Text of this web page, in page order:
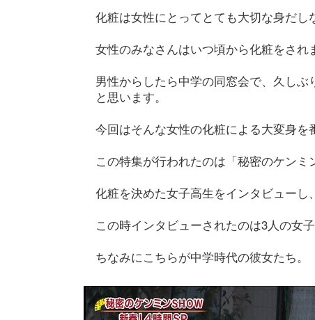
化粧は女性にとってとても大切な身だし
女性のみなさんはいつ頃から化粧をされ
男性からしたら中学の同窓会で、久し
と思います。
今回はそんな女性の化粧による大変身を
この特集が行われたのは「秘密のケンミ
化粧を決めた女子高生をインタビューし
この時インタビューされたのは3人の女子
ちなみにこちらが中学時代の彼女たち。